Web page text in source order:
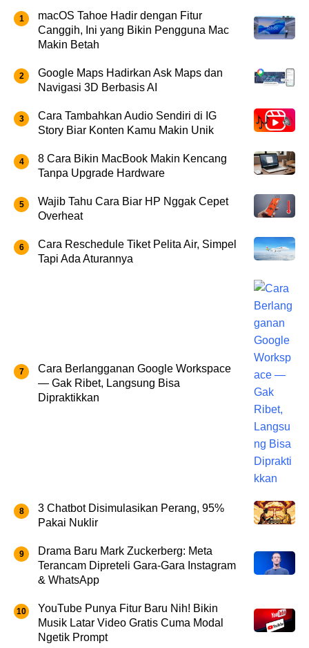
macOS Tahoe Hadir dengan Fitur
Canggih, Ini yang Bikin Pengguna Mac
Makin Betah
Google Maps Hadirkan Ask Maps dan
Navigasi 3D Berbasis AI
Cara Tambahkan Audio Sendiri di IG
Story Biar Konten Kamu Makin Unik
8 Cara Bikin MacBook Makin Kencang
Tanpa Upgrade Hardware
Wajib Tahu Cara Biar HP Nggak Cepet
Overheat
Cara Reschedule Tiket Pelita Air, Simpel
Tapi Ada Aturannya
Cara Berlangganan Google Workspace
— Gak Ribet, Langsung Bisa
Dipraktikkan
3 Chatbot Disimulasikan Perang, 95%
Pakai Nuklir
Drama Baru Mark Zuckerberg: Meta
Terancam Dipreteli Gara-Gara Instagram
& WhatsApp
YouTube Punya Fitur Baru Nih! Bikin
Musik Latar Video Gratis Cuma Modal
Ngetik Prompt